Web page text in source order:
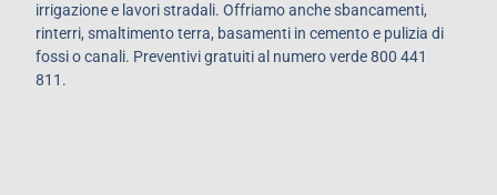
irrigazione e lavori stradali. Offriamo anche sbancamenti,
rinterri, smaltimento terra, basamenti in cemento e pulizia di
fossi o canali. Preventivi gratuiti al numero verde 800 441
811.